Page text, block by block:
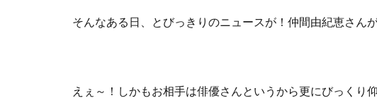
そんなある日、とびっきりのニュースが！仲間由紀恵さん
えぇ～！しかもお相手は俳優さんというから更にびっくり